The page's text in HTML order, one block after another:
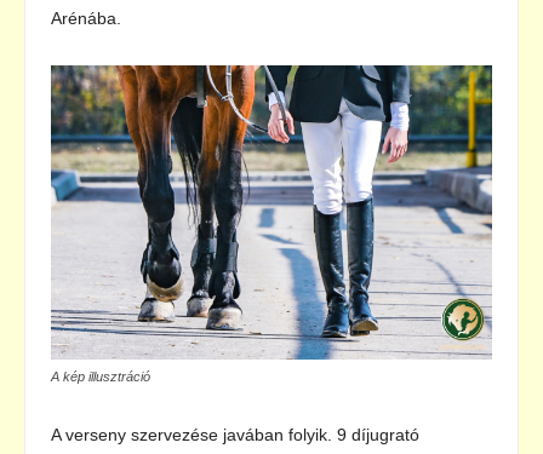
Arénába.
A kép illusztráció
A verseny szervezése javában folyik. 9 díjugrató